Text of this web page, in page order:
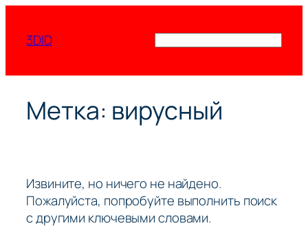
содержимому
3DID
Метка: вирусный
Извините, но ничего не найдено.
Пожалуйста, попробуйте выполнить поиск
с другими ключевыми словами.